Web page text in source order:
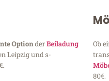
OptionderBeiladung
Leipzig und s-
Ob
80€.